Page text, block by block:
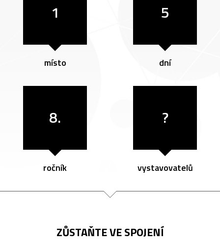
1
místo
5
dní
8.
ročník
?
vystavovatelů
ZŮSTAŇTE VE SPOJENÍ